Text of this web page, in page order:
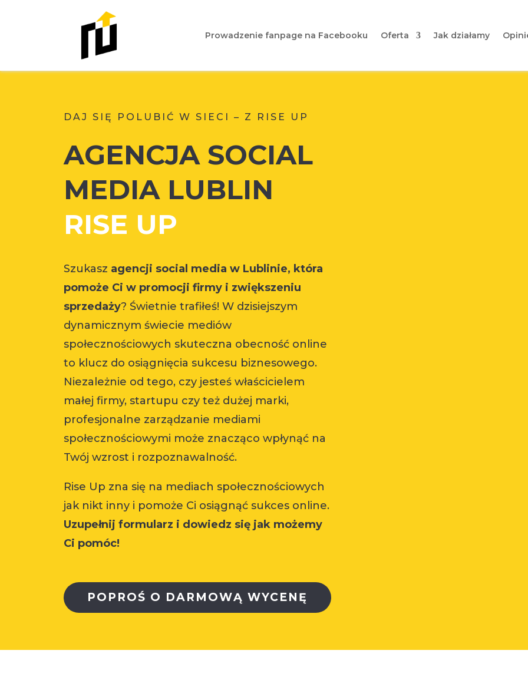
Prowadzenie fanpage na Facebooku Oferta Jak działamy
DAJ SIĘ POLUBIĆ W SIECI – Z RISE UP
AGENCJA SOCIAL
MEDIA LUBLIN
RISE UP
Szukasz agencji social media w Lublinie, która
pomoże Ci w promocji firmy i zwiększeniu
sprzedaży? Świetnie trafiłeś! W dzisiejszym
dynamicznym świecie mediów
społecznościowych skuteczna obecność online
to klucz do osiągnięcia sukcesu biznesowego.
Niezależnie od tego, czy jesteś właścicielem
małej firmy, startupu czy też dużej marki,
profesjonalne zarządzanie mediami
społecznościowymi może znacząco wpłynąć na
Twój wzrost i rozpoznawalność.
Rise Up zna się na mediach społecznościowych
jak nikt inny i pomoże Ci osiągnąć sukces online.
Uzupełnij formularz i dowiedz się jak możemy
Ci pomóc!
POPROŚ O DARMOWĄ WYCENĘ